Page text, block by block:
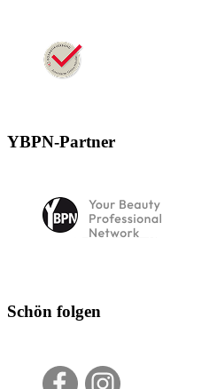
YBPN-Partner
Schön folgen